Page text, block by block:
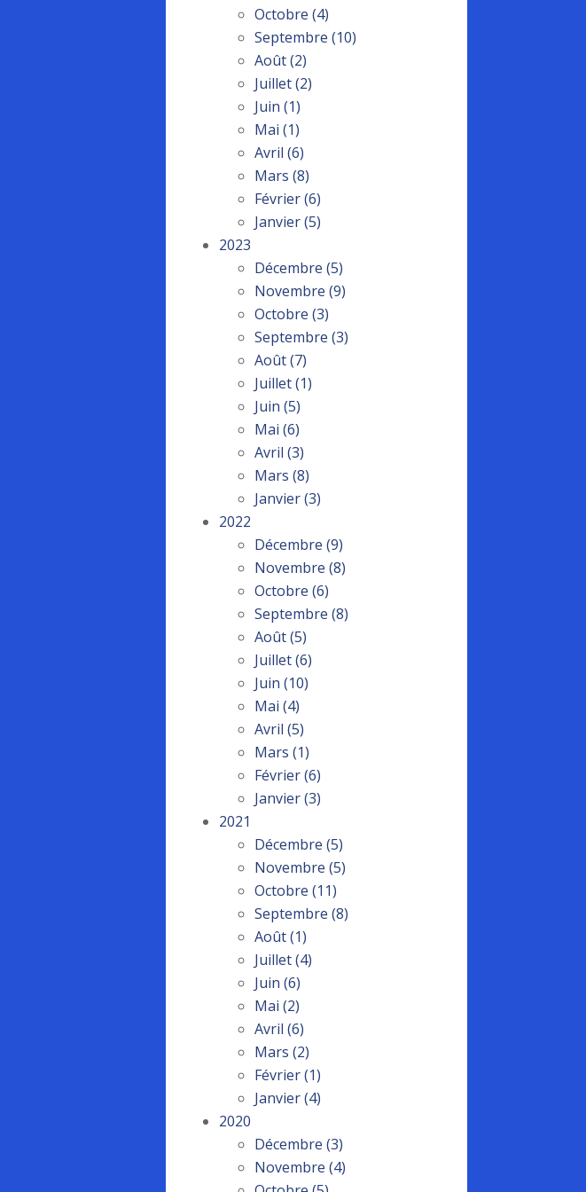
Octobre (4)
Septembre (10)
Août(2)
Juillet(2)
Juin (1)
Mai (1)
Avril (6)
Mars (8)
Février(6)
Janvier(5)
2023
Décembre (5)
Novembre (9)
Octobre (3)
Septembre (3)
Août(7)
Juillet(1)
Juin (5)
Mai (6)
Avril (3)
Mars (8)
Janvier(3)
2022
Décembre (9)
Novembre (8)
Octobre (6)
Septembre (8)
Août(5)
Juillet(6)
Juin (10)
Mai (4)
Avril (5)
Mars (1)
Février(6)
Janvier(3)
2021
Décembre (5)
Novembre (5)
Octobre (11)
Septembre (8)
Août(1)
Juillet(4)
Juin (6)
Mai (2)
Avril (6)
Mars (2)
Février(1)
Janvier(4)
2020
Décembre (3)
Novembre (4)